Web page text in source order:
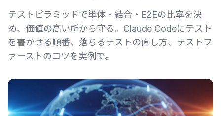
テストピラミッドで単体・結合・E2Eの比率を決
め、価値の高い所から守る。Claude Codeにテスト
を書かせる順番、落ちるテストの直し方、テストフ
ァーストのコツを実例で。